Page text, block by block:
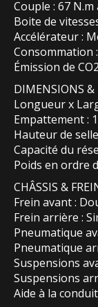
Couple : 67
Boite de
Accélérateur :
Consommation
Émission de
DIMENSIONS &
Longueur x
Empattement :
Hauteur de
Capacité du
Poids en ordre
CHÂSSIS &
Frein avant :
Frein arrière :
Pneumatique
Pneumatique
Suspensions
Suspensions
Aide à la